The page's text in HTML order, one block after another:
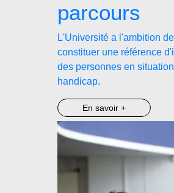
parcours
L'Université a l'ambition de
constituer une référence
des personnes en
handicap.
En savoir +